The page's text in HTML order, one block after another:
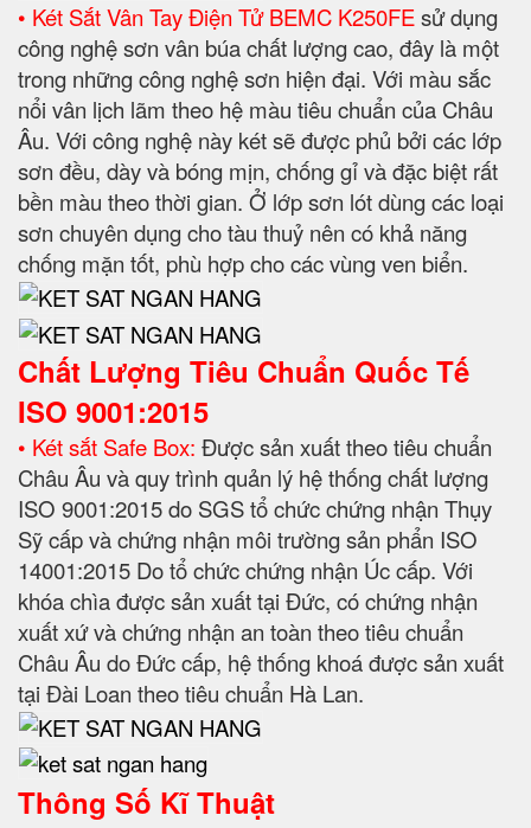
• Két Sắt Vân Tay Điện Tử BEMC K250FEsử dụng
công nghệ sơn vân búa chất lượng cao, đây là một
trong những công nghệ sơn hiện đại. Với màu sắc
nổi vân lịch lãm theo hệ màu tiêu chuẩn của Châu
Âu. Với công nghệ này két sẽ được phủ bởi các lớp
sơn đều, dày và bóng mịn, chống gỉ và đặc biệt rất
bền màu theo thời gian. Ở lớp sơn lót dùng các loại
sơn chuyên dụng cho tàu thuỷ nên có khả năng
chống mặn tốt, phù hợp cho các vùng ven biển.
Chất Lượng Tiêu Chuẩn Quốc Tế
ISO 9001:2015
• Két sắt Safe Box: Được sản xuất theo tiêu chuẩn
Châu Âu và quy trình quản lý hệ thống chất lượng
ISO 9001:2015 do SGS tổ chức chứng nhận Thụy
Sỹ cấp và chứng nhận môi trường sản phẩn ISO
14001:2015 Do tổ chức chứng nhận Úc cấp. Với
khóa chìa được sản xuất tại Đức, có chứng nhận
xuất xứ và chứng nhận an toàn theo tiêu chuẩn
Châu Âu do Đức cấp, hệ thống khoá được sản xuất
tại Đài Loan theo tiêu chuẩn Hà Lan.
Thông Số Kĩ Thuật